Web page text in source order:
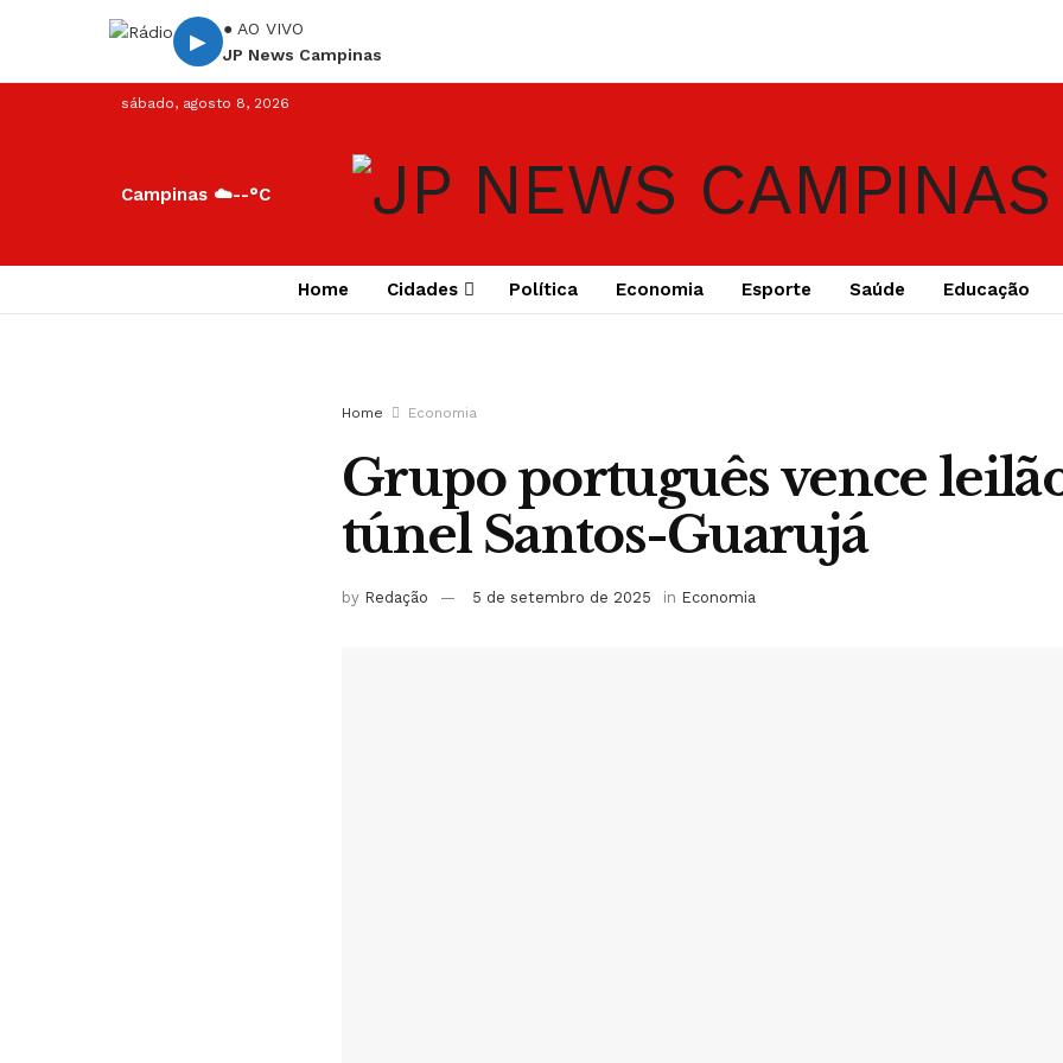
▶
● AO VIVO
JP News Campinas
sábado, agosto 8, 2026
Campinas ☁️--°C
Home Cidades Política Economia Esporte Saúde Educação
Home Economia
Grupo português vence
túnel Santos-Guarujá
by Redação 5 de setembro de 2025 in Economia